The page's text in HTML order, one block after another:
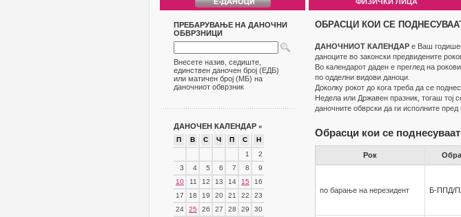
ПРЕБАРУВАЊЕ НА ДАНОЧНИ
ОБВРЗНИЦИ
Внесете назив, седиште,
единствен даночен број (ЕДБ)
или матичен број (МБ) на
даночниот обврзник
ДАНОЧЕН КАЛЕНДАР »
П В С Ч П С
Н
1
2
3
4 5 6 7 8
9
10
11 12 13 14 15
16
17
18 19 20 21 22
23
24
25 26 27 28 29
30
ОБРАСЦИ КОИ СЕ
ДАНОЧНИОТ КАЛЕНДАР е Ваш
даноците во законски предвидените
Во календарот даден е преглед на
по одделни видови даноци.
Доколку рокот до кога треба да се
Недела или Државен празник, тогаш тој
даночните обврски да ги исполните
Обрасци кои се
Рок
по барање на нерезидент Б-ППД/